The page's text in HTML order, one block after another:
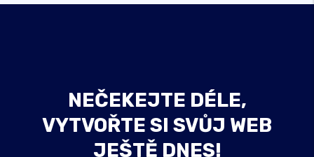
NEČEKEJTE DÉLE,
VYTVOŘTE SI SVŮJ WEB
JEŠTĚ DNES!